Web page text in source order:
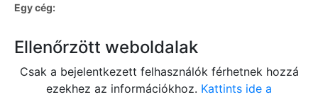
Egy cég:
Ellenőrzött weboldalak
Csak a bejelentkezett felhasználók férhetnek hozzá
ezekhez az információkhoz. Kattints ide a